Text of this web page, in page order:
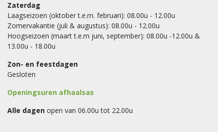
Zaterdag
Laagseizoen (oktober t.e.m. februari): 08.00u - 12.00u
Zomervakantie (juli & augustus): 08.00u - 12.00u
Hoogseizoen (maart t.e.m juni, september): 08.00u -12.00u &
13.00u - 18.00u
Zon- en feestdagen
Gesloten
Openingsuren afhaalsas
Alle dagen open van 06.00u tot 22.00u